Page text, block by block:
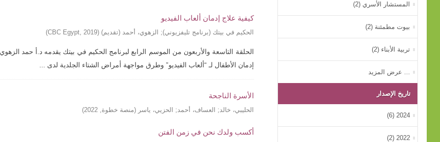
كيفية علاج إدمان ألعاب الفيديو
الحكيم في بيتك (برنامج تليفزيوني); الزهوي، أحمد (تقديم) (
CBC Egypt, 2019
)
الحلقة التاسعة والأربعون من الموسم الرابع لبرنامج الحكيم في بيتك يقدمه د.أ حمد
إدمان الأطفال لـ “ألعاب الفيديو” وطرق مواجهة أمراض الشتاء الجلدية لدى ...
الأسرة الناجحة
الحليبي، خالد; العساف، أحمد; الحزيي، ياسر (منصة خطوة,
2022
)
أكسب ولدك نحن في زمن الفتن
المستشار الأسري (2)
بيوت مطمئنة (2)
تربية الأبناء (2)
... عرض المزيد
تاريخ الإصدار
2024 (6)
2022 (2)